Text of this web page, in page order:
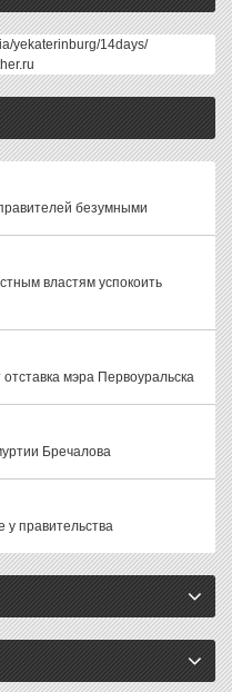
yekaterinburg/14days/
безумными
властям успокоить
мэра Первоуральска
Бречалова
у правительства